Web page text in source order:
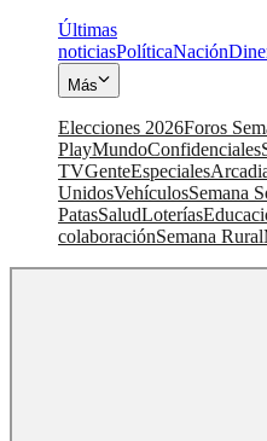
Últimas
noticiasPolíticaNación
Más
Elecciones 2026Foros
PlayMundoConfidenciales
TVGenteEspeciales
UnidosVehículosSemana
PatasSaludLoterías
colaboraciónSemana Rural